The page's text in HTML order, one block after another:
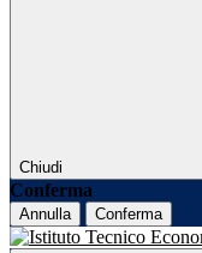
Chiudi
Conferma
Annulla Conferma